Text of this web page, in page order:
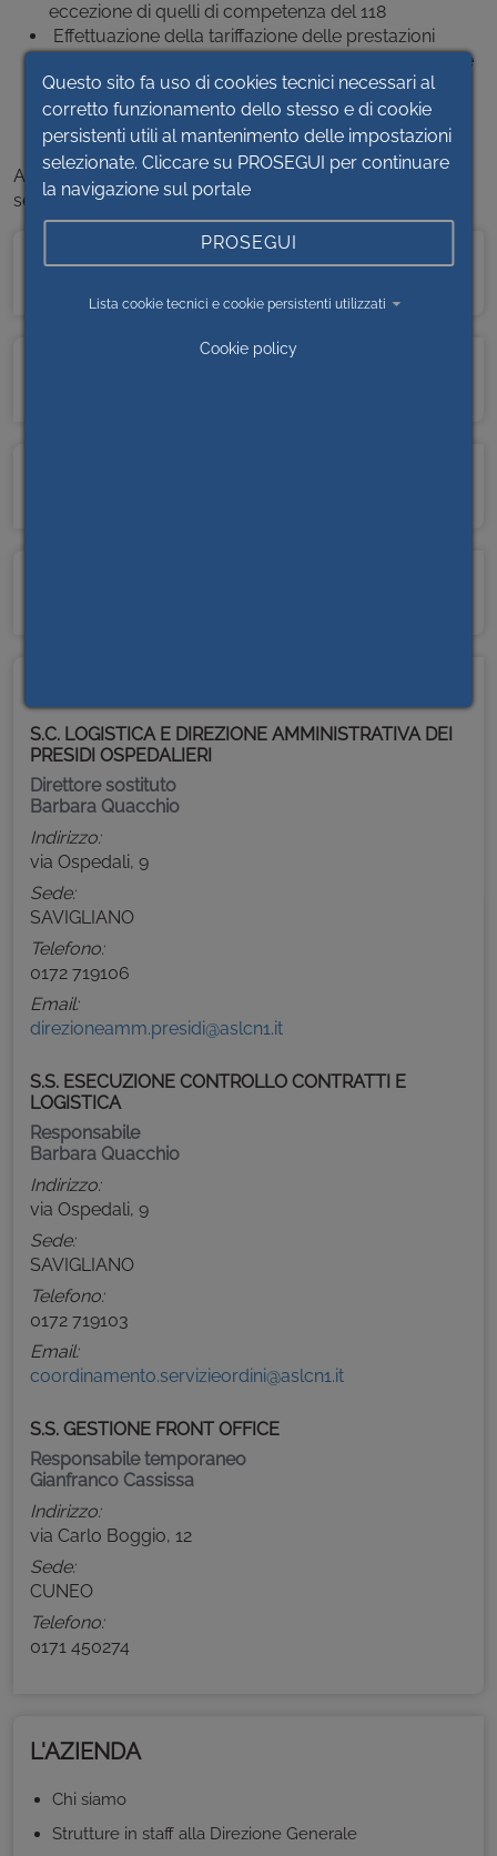
eccezione di quelli di competenza del 118
Effettuazione della tariffazione delle prestazioni
specialistiche erogate in attività istituzionale a favore
di altre Aziende sanitarie pubbliche e private per
pazienti ricoverati o a favore di Imprese ed Enti
pubblici e privati
All’interno della Struttura Complessa sono presenti le
seguenti Aree e Strutture Semplici:
STRUTTURA SEMPLICE ESECUZIONE
S.C. LOGISTICA E DIREZIONE AMMINISTRATIVA DEI
PRESIDI OSPEDALIERI
Direttore sostituto
Barbara Quacchio
Indirizzo:
via Ospedali, 9
Sede:
SAVIGLIANO
Telefono:
0172 719106
Email:
direzioneamm.presidi@aslcn1.it
S.S. ESECUZIONE CONTROLLO CONTRATTI E
LOGISTICA
Responsabile
Barbara Quacchio
Indirizzo:
via Ospedali, 9
Sede:
SAVIGLIANO
Telefono:
0172 719103
Email:
coordinamento.servizieordini@aslcn1.it
S.S. GESTIONE FRONT OFFICE
Responsabile temporaneo
Gianfranco Cassissa
Indirizzo:
via Carlo Boggio, 12
Sede:
CUNEO
Telefono:
0171 450274
L'AZIENDA
Chi siamo
Strutture in staff alla Direzione Generale
Questo sito fa uso di cookies tecnici necessari al
corretto funzionamento dello stesso e di cookie
persistenti utili al mantenimento delle impostazioni
selezionate. Cliccare su PROSEGUI per continuare
la navigazione sul portale
PROSEGUI
Lista cookie tecnici e cookie persistenti utilizzati
Cookie policy